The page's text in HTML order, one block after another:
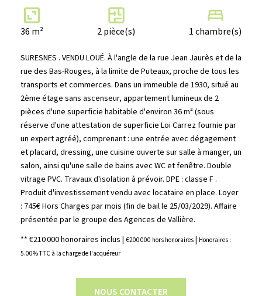
36 m² 2 pièce(s) 1 chambre(s)
SURESNES . VENDU LOUÉ. À l'angle de la rue Jean Jaurès et de la
rue des Bas-Rouges, à la limite de Puteaux, proche de tous les
transports et commerces. Dans un immeuble de 1930, situé au
2ème étage sans ascenseur, appartement lumineux de 2
pièces d'une superficie habitable d'environ 36 m² (sous
réserve d'une attestation de superficie Loi Carrez fournie par
un expert agréé), comprenant : une entrée avec dégagement
et placard, dressing, une cuisine ouverte sur salle à manger, un
salon, ainsi qu'une salle de bains avec WC et fenêtre. Double
vitrage PVC. Travaux d'isolation à prévoir. DPE : classe F .
Produit d'investissement vendu avec locataire en place. Loyer
: 745€ Hors Charges par mois (fin de bail le 25/03/2029). Affaire
présentée par le groupe des Agences de Vallière.
** €210 000honoraires inclus | €200 000 hors honoraires | Honoraires :
5.00% TTC à la charge de l'acquéreur
NOUS CONTACTER